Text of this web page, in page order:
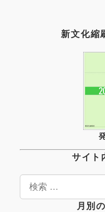
新文化縮
サイト
検
月別